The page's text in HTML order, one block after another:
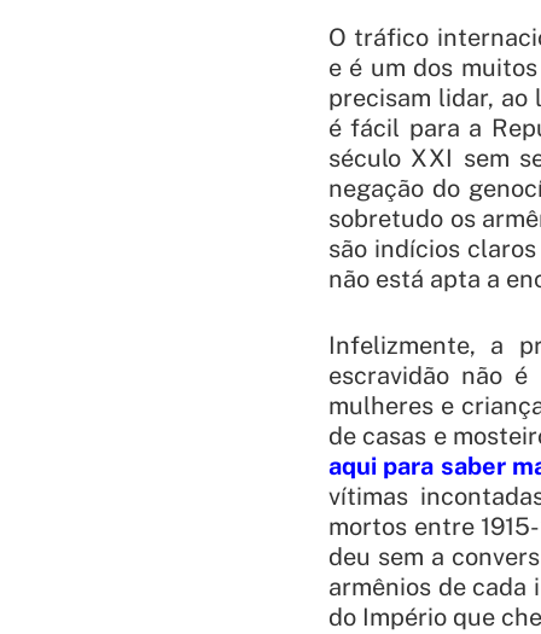
O tráfico
e é um dos
precisam lidar, ao
é fácil para a
século XXI sem
negação do
sobretudo os
são indícios
não está apta a
Infelizmente, a
escravidão não
mulheres e
de casas e
aqui para saber
vítimas
mortos entre
deu sem a
armênios de
do Império que